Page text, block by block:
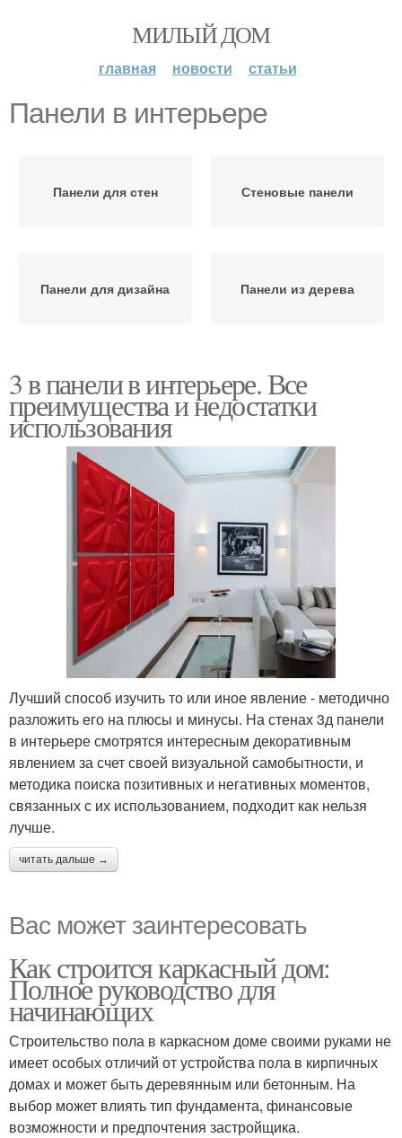
МИЛЫЙ ДОМ
главная новости статьи
Панели в интерьере
Панели для стен Стеновые панели
Панели для дизайна Панели из дерева
3 в панели в интерьере. Все
преимущества и недостатки
использования
Лучший способ изучить то или иное явление - методично
разложить его на плюсы и минусы. На стенах 3д панели
в интерьере смотрятся интересным декоративным
явлением за счет своей визуальной самобытности, и
методика поиска позитивных и негативных моментов,
связанных с их использованием, подходит как нельзя
лучше.
читать дальше →
Вас может заинтересовать
Как строится каркасный дом:
Полное руководство для
начинающих
Строительство пола в каркасном доме своими руками не
имеет особых отличий от устройства пола в кирпичных
домах и может быть деревянным или бетонным. На
выбор может влиять тип фундамента, финансовые
возможности и предпочтения застройщика.